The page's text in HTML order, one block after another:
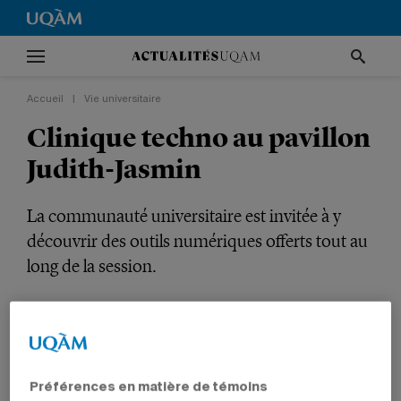
Accueil Vie universitaire
Clinique techno au pavillon
Judith-Jasmin
La communauté universitaire est invitée à y
découvrir des outils numériques offerts tout au
long de la session.
Préférences en matière de témoins